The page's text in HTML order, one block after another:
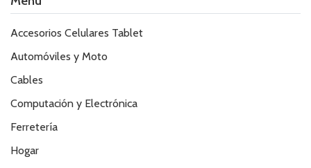
Accesorios Celulares Tablet
Automóviles y Moto
Cables
Computación y Electrónica
Ferretería
Hogar